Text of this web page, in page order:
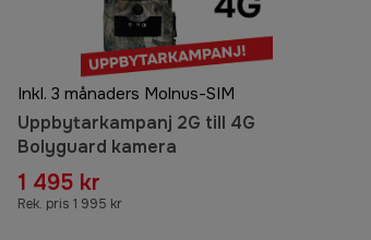
Inkl. 3 månaders Molnus-SIM
Uppbytarkampanj 2G till 4G
Bolyguard kamera
1 495 kr
Rek. pris 1 995 kr